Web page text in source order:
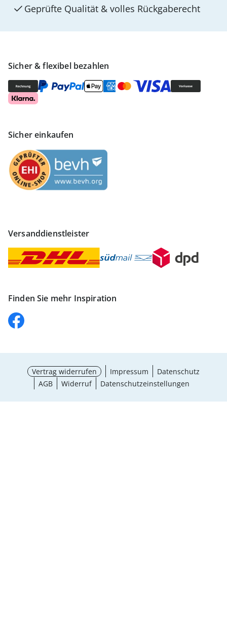
Sicher & flexibel bezahlen
Sicher einkaufen
Versanddienstleister
Finden Sie mehr Inspiration
Geprüfte Qualität & volles Rückgaberecht
Vertrag widerrufen Impressum
Datenschutz
AGB
Widerruf Datenschutzeinstellungen